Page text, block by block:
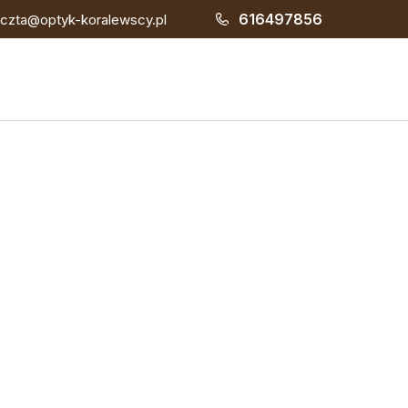
koralewscy.pl 616497856